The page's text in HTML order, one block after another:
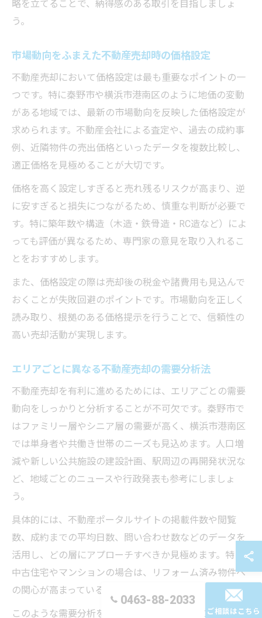
略を立てることで、納得感のある取引を目指しましょ
う。
市場動向をふまえた不動産売却時の価格設定
不動産売却において価格設定は最も重要なポイントの一
つです。特に秦野市や横浜市港南区のように地価の変動
がある地域では、最新の市場動向を反映した価格設定が
求められます。不動産会社による査定や、過去の成約事
例、近隣物件の売出価格といったデータを複数比較し、
適正価格を見極めることが大切です。
価格を高く設定しすぎると売れ残るリスクが高まり、逆
に安すぎると損失につながるため、慎重な判断が必要で
す。特に築年数や構造（木造・鉄骨造・RC造など）によ
っても評価が異なるため、専門家の意見を取り入れるこ
とをおすすめします。
また、価格設定の際は売却後の税金や諸費用も見込んで
おくことが失敗回避のポイントです。市場動向を正しく
読み取り、根拠のある価格提示を行うことで、信頼性の
高い売却活動が実現します。
エリアごとに異なる不動産売却の需要分析法
不動産売却を有利に進めるためには、エリアごとの需要
動向をしっかりと分析することが不可欠です。秦野市で
はファミリー層やシニア層の需要が高く、横浜市港南区
では単身者や共働き世帯のニーズも見込めます。人口増
減や新しい公共施設の建設計画、駅周辺の再開発状況な
ど、地域ごとのニュースや行政発表も参考にしましょ
う。
具体的には、不動産ポータルサイトの掲載件数や閲覧
数、成約までの平均日数、問い合わせ数などのデータを
活用し、どの層にアプローチすべきか見極めます。特に
中古住宅やマンションの場合は、リフォーム済み物件へ
の関心が高まっていることも多いです。
このような需要分析をもとに、ターゲット層に合わせて
0463-88-2033
ご相談はこちら